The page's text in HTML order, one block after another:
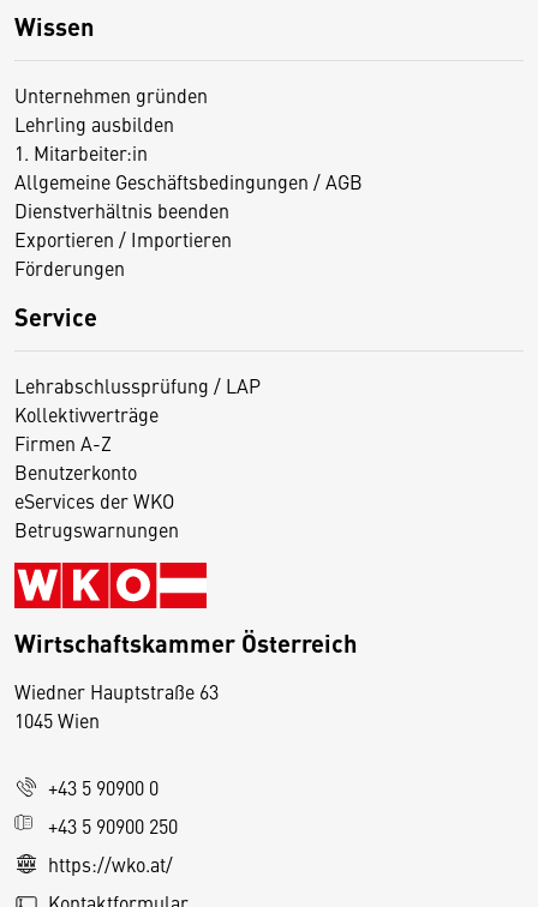
Wissen
Unternehmen gründen
Lehrling ausbilden
1. Mitarbeiter:in
Allgemeine Geschäftsbedingungen / AGB
Dienstverhältnis beenden
Exportieren / Importieren
Förderungen
Service
Lehrabschlussprüfung / LAP
Kollektivverträge
Firmen A-Z
Benutzerkonto
eServices der WKO
Betrugswarnungen
Wirtschaftskammer Österreich
Wiedner Hauptstraße 63
1045 Wien
+43 5 90900 0
+43 5 90900 250
https://wko.at/
D
s
e
S
e